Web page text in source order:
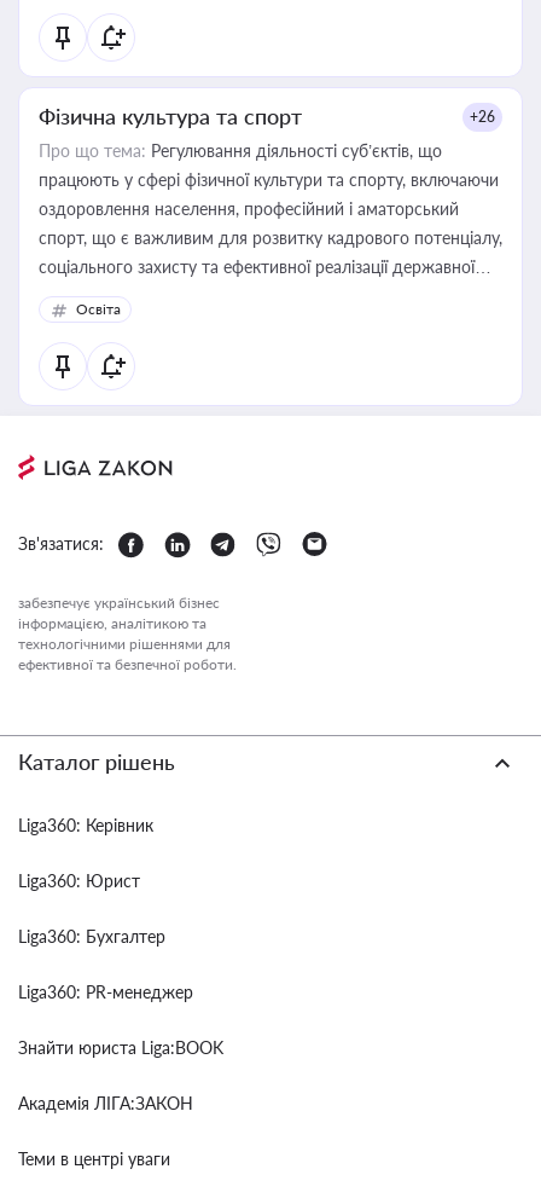
Фізична культура та спорт +26
Про що тема: Регулювання діяльності суб’єктів, що
працюють у сфері фізичної культури та спорту, включаючи
оздоровлення населення, професійний і аматорський
спорт, що є важливим для розвитку кадрового потенціалу,
соціального захисту та ефективної реалізації державної
політики у цій галузі
Освіта
Зв'язатися:
забезпечує український бізнес
інформацією, аналітикою та
технологічними рішеннями для
ефективної та безпечної роботи.
Каталог рішень
Liga360: Керівник
Liga360: Юрист
Liga360: Бухгалтер
Liga360: PR-менеджер
Знайти юриста Liga:BOOK
Академія ЛІГА:ЗАКОН
Теми в центрі уваги